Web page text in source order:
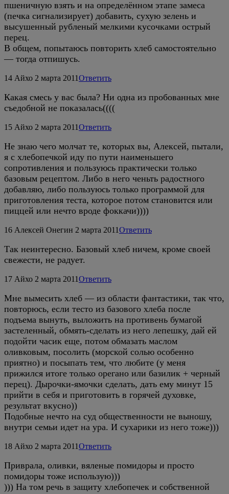
пшеничную взять и на определённом этапе замеса
(печка сигнализирует) добавить, сухую зелень и
высушенный рубленый мелкими кусочками острый
перец.
В общем, попытаюсь повторить хлеб самостоятельно
— тогда отпишусь.
14 Айхо 2 марта 2011Ответить
Какая смесь у вас была? Ни одна из пробованных мне
съедобной не показалась((((
15 Айхо 2 марта 2011Ответить
Не знаю чего молчат те, которых вы, Алексей, пытали,
я с хлебопечкой иду по пути наименьшего
сопротивления и пользуюсь практически только
базовым рецептом. Либо в него ченьть радостного
добавляю, либо пользуюсь только программой для
приготовления теста, которое потом становится или
пиццей или нечто вроде фоккачи))))
16 Алексей Онегин 2 марта 2011Ответить
Так неинтересно. Базовый хлеб ничем, кроме своей
свежести, не радует.
17 Айхо 2 марта 2011Ответить
Мне вымесить хлеб — из области фантастики, так что,
повторюсь, если тесто из базового хлеба после
подъема вынуть, выложить на противень бумагой
застеленный, обмять-сделать из него лепешку, дай ей
подойти часик еще, потом обмазать маслом
оливковым, посолить (морской солью особенно
приятно) и посыпать тем, что любите (у меня
прижился итоге только орегано или базилик + черный
перец). Дырочки-ямочки сделать, дать ему минут 15
прийти в себя и приготовить в горячей духовке,
результат вкусно))
Подобные нечто на суд общественности не выношу,
внутри семьи идет на ура. И сухарики из него тоже)))
18 Айхо 2 марта 2011Ответить
Приврала, оливки, вяленые помидоры и просто
помидоры тоже использую)))
))) На том речь в защиту хлебопечек и собственной